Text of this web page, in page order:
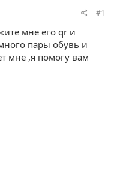
#1
мне его qr и
пары обувь и
мне ,я помогу вам